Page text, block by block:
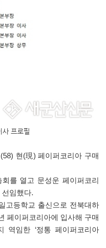
사 프로필
(58) 현(現)페이퍼코리아 구매
를 열고 문성운 페이퍼코리
선임했다.
고등학교 출신으로 전북대하
페이퍼코리아에 입사해 구매
역임한 ‘정통 페이퍼코리아